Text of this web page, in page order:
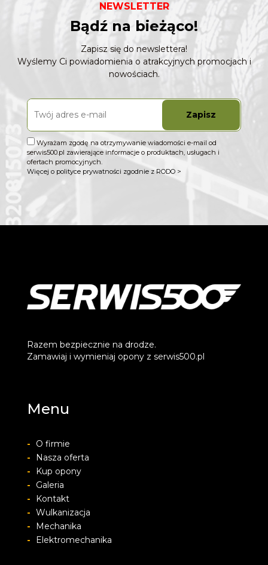
NEWSLETTER
Bądź na bieżąco!
Zapisz się do newslettera!
Wyślemy Ci powiadomienia o atrakcyjnych promocjach i
nowościach.
Zapisz
Wyrażam zgodę na otrzymywanie wiadomości e-mail od
serwis500.pl zawierające informacje o produktach, usługach i
ofertach promocyjnych.
Więcej o polityce prywatności zgodnie z RODO >
Razem bezpiecznie na drodze.
Zamawiaj i wymieniaj opony z serwis500.pl
Menu
-
O firmie
-
Nasza oferta
-
Kup opony
-
Galeria
-
Kontakt
- Wulkanizacja
-
Mechanika
-
Elektromechanika